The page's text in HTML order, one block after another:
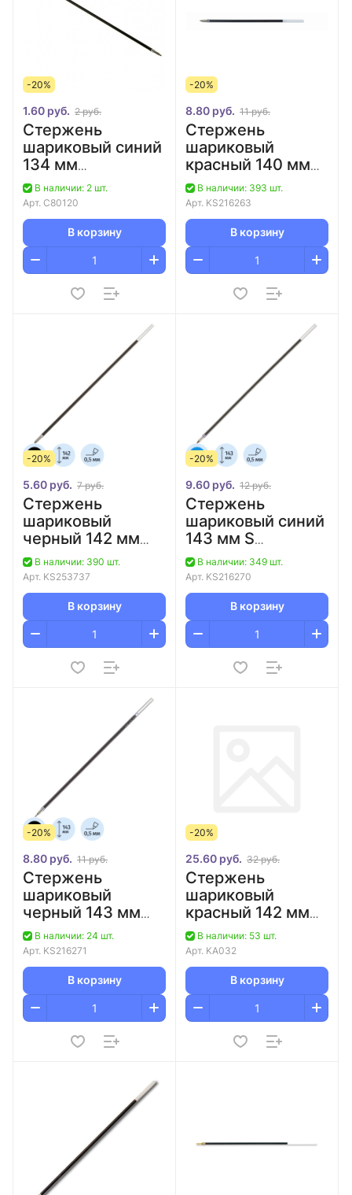
-20%
1.60 руб. 2 руб.
Стержень
шариковый синий
134 мм
Centrum/144
В наличии: 2 шт.
Арт. C80120
В корзину
-20%
8.80 руб. 11 руб.
Стержень
шариковый
красный 140 мм
Attache/100
В наличии: 393 шт.
Арт. KS216263
В корзину
-20%
5.60 руб. 7 руб.
Стержень
шариковый
черный 142 мм
Beifa AA134-
BK/144
В наличии: 390 шт.
Арт. KS253737
В корзину
-20%
9.60 руб. 12 руб.
Стержень
шариковый синий
143 мм S
Attache/100
В наличии: 349 шт.
Арт. KS216270
В корзину
-20%
8.80 руб. 11 руб.
Стержень
шариковый
черный 143 мм
Attache/100
В наличии: 24 шт.
Арт. KS216271
В корзину
-20%
25.60 руб. 32 руб.
Стержень
шариковый
красный 142 мм
Karin 113BNP/12
В наличии: 53 шт.
Арт. KA032
В корзину